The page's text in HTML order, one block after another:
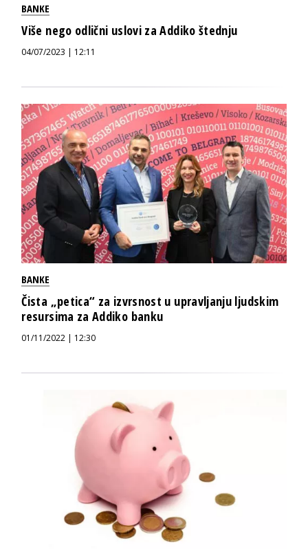
BANKE
Više nego odlični uslovi za Addiko štednju
04/07/2023 | 12:11
BANKE
Čista „petica“ za izvrsnost u upravljanju ljudskim
resursima za Addiko banku
01/11/2022 | 12:30